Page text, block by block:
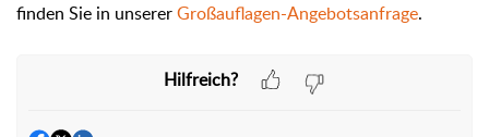
finden Sie in unsererGroßauflagen-Angebotsanfrage.
Hilfreich?